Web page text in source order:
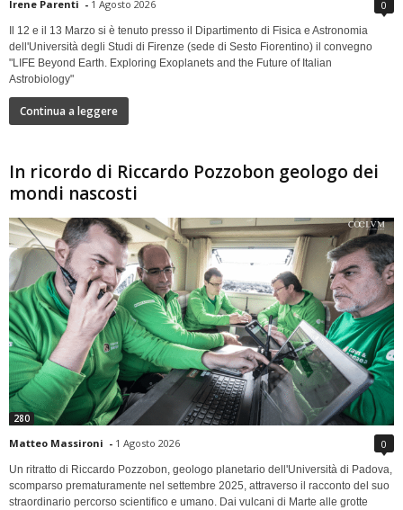
Irene Parenti - 1 Agosto 2026 0
Il 12 e il 13 Marzo si è tenuto presso il Dipartimento di Fisica e Astronomia
dell'Università degli Studi di Firenze (sede di Sesto Fiorentino) il convegno
"LIFE Beyond Earth. Exploring Exoplanets and the Future of Italian
Astrobiology"
Continua a leggere
In ricordo di Riccardo Pozzobon geologo dei
mondi nascosti
280
Matteo Massironi - 1 Agosto 2026 0
Un ritratto di Riccardo Pozzobon, geologo planetario dell'Università di Padova,
scomparso prematuramente nel settembre 2025, attraverso il racconto del suo
straordinario percorso scientifico e umano. Dai vulcani di Marte alle grotte